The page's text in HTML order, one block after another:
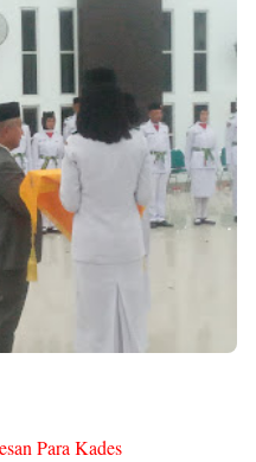
Para Kades